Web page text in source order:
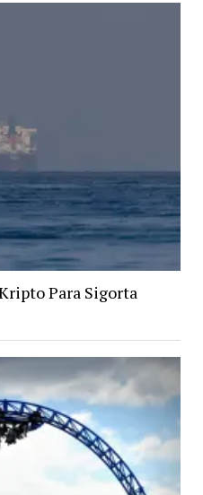
Para Sigorta